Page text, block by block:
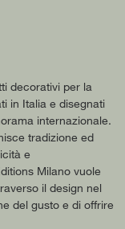
decorativi per la
in Italia e disegnati
internazionale.
tradizione ed
e
Milano vuole
il design nel
del gusto e di offrire